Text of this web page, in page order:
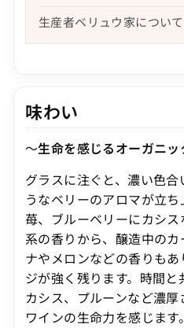
生産者ベリュウ家について
味わい
～生命を感じるオーガニ
グラスに注ぐと、濃い色
うなベリーのアロマが立
苺、ブルーベリーにカシ
系の香りから、醸造中の
ナやメロンなどの香りも
ジが強く残ります。時間と
カシス、プルーンなど濃厚
ワインの生命力を感じます。